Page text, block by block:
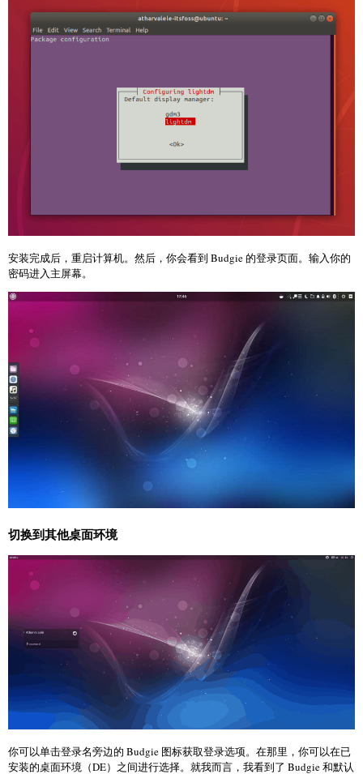
安装完成后，重启计算机。然后，你会看到 Budgie 的登录页面。输入你的
密码进入主屏幕。
切换到其他桌面环境
你可以单击登录名旁边的 Budgie 图标获取登录选项。在那里，你可以在已
安装的桌面环境（DE）之间进行选择。就我而言，我看到了 Budgie 和默认